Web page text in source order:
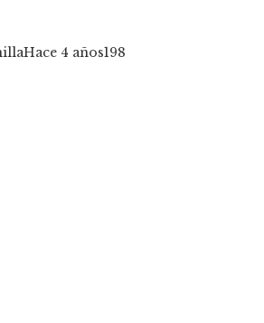
Hace 4 años198